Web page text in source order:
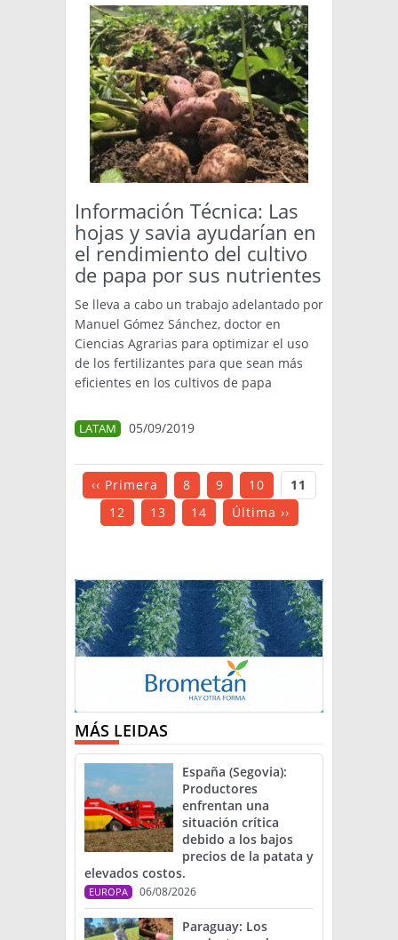
Información Técnica: Las
hojas y savia ayudarían en
el rendimiento del cultivo
de papa por sus nutrientes
Se lleva a cabo un trabajo adelantado por
Manuel Gómez Sánchez, doctor en
Ciencias Agrarias para optimizar el uso
de los fertilizantes para que sean más
eficientes en los cultivos de papa
LATAM 05/09/2019
‹‹ Primera 8 9 10
11
12
13 14 Última ››
MÁS LEIDAS
España (Segovia):
Productores
enfrentan una
situación crítica
debido a los bajos
precios de la patata y
elevados costos.
EUROPA 06/08/2026
Paraguay: Los